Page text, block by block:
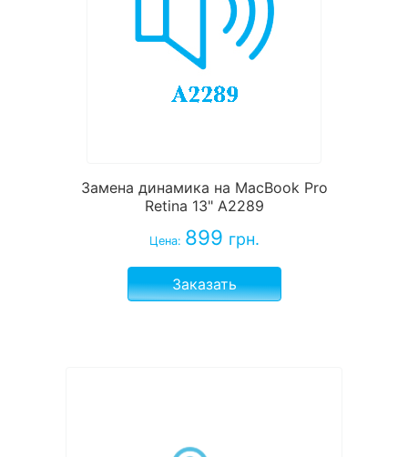
Замена динамика на MacBook Pro
Retina 13" A2289
Цена: 899 грн.
Заказать